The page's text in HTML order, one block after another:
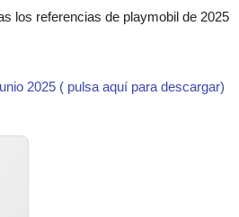
los referencias de playmobil de 2025
2025 ( pulsa aquí para descargar)